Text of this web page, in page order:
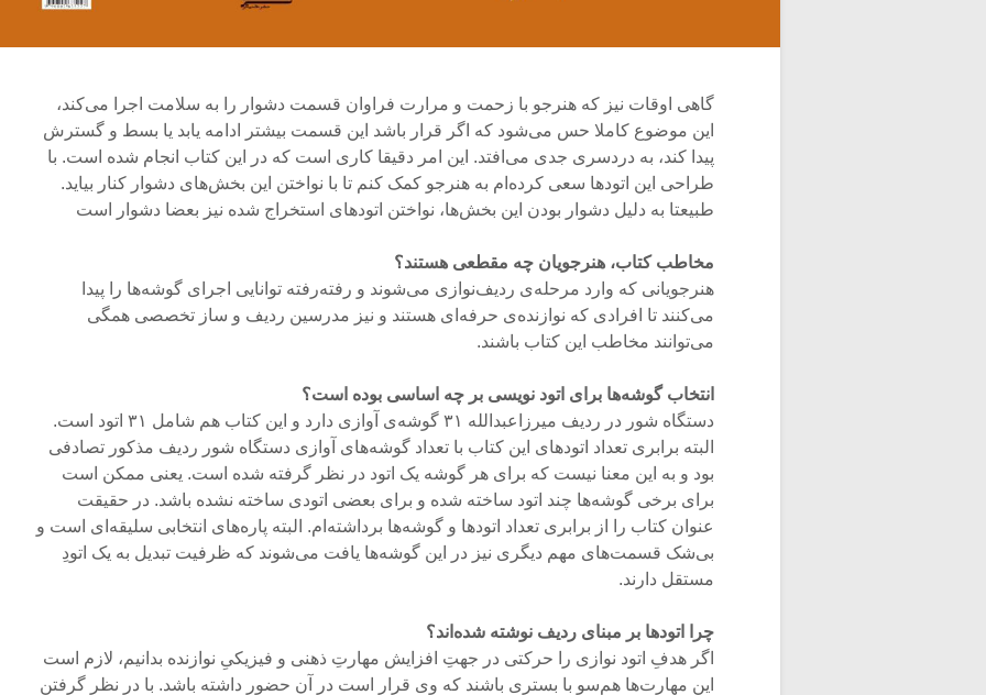
گاهی اوقات نیز که هنرجو با زحمت و مرارت فراوان قسمت دشوار را به سلامت اجرا می‌کند،
این موضوع کاملا حس می‌شود که اگر قرار باشد این قسمت بیشتر ادامه یابد یا بسط و گسترش
پیدا کند، به دردسری جدی می‌افتد. این امر دقیقا کاری است که در این کتاب انجام شده است. با
طراحی این اتودها سعی کرده‌ام به هنرجو کمک کنم تا با نواختن این بخش‌های دشوار کنار بیاید.
طبیعتا به دلیل دشوار بودن این بخش‌ها، نواختن اتودهای استخراج شده نیز بعضا دشوار است
مخاطب کتاب، هنرجویان چه مقطعی هستند؟
هنرجویانی که وارد مرحله‌ی ردیف‌نوازی می‌شوند و رفته‌رفته توانایی اجرای گوشه‌ها را پیدا
می‌کنند تا افرادی که نوازنده‌ی حرفه‌ای هستند و نیز مدرسین ردیف و ساز تخصصی همگی
می‌توانند مخاطب این کتاب باشند.
انتخاب گوشه‌ها برای اتود نویسی بر چه اساسی بوده است؟
دستگاه شور در ردیف میرزاعبدالله ۳۱ گوشه‌ی آوازی دارد و این کتاب هم شامل ۳۱ اتود است.
البته برابری تعداد اتودهای این کتاب با تعداد گوشه‌های آوازی دستگاه شور ردیف مذکور تصادفی
بود و به این معنا نیست که برای هر گوشه یک اتود در نظر گرفته شده است. یعنی ممکن است
برای برخی گوشه‌ها چند اتود ساخته شده و برای بعضی اتودی ساخته نشده باشد. در حقیقت
عنوان کتاب را از برابری تعداد اتودها و گوشه‌ها برداشته‌ام. البته پاره‌های انتخابی سلیقه‌ای است و
بی‌شک قسمت‌های مهم دیگری نیز در این گوشه‌ها یافت می‌شوند که ظرفیت تبدیل به یک اتودِ
مستقل دارند.
چرا اتودها بر مبنای ردیف نوشته شده‌اند؟
اگر هدفِ اتود نوازی را حرکتی در جهتِ افزایش مهارتِ ذهنی و فیزیکیِ نوازنده بدانیم، لازم است
این مهارت‌ها هم‌سو با بستری باشند که وی قرار است در آن حضور داشته باشد. با در نظر گرفتن